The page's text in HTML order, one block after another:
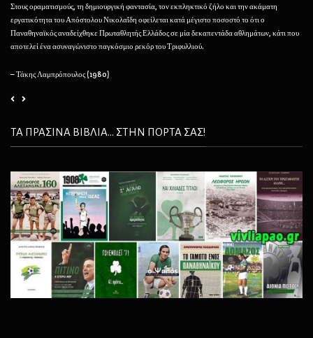
Στους οραματισμούς, τη δημιουργική φαντασία, τον εκπληκτικό ζήλο και την ακάματη
εργατικότητα του Απόστολου Νικολαΐδη οφείλεται κατά μέγιστο ποσοστό το ότι ο
Παναθηναϊκός αναδείχθηκε Πρωταθλητής Ελλάδος σε μία δεκαπεντάδα αθλημάτων, κάτι που
αποτελεί ένα ασυναγώνιστο παγκόσμιο ρεκόρ του Τριφυλλιού.
– Τάκης Λαμπρόπουλος (1980)
ΤΑ ΠΡΑΣΙΝΑ ΒΙΒΛΙΑ... ΣΤΗΝ ΠΟΡΤΑ ΣΑΣ!